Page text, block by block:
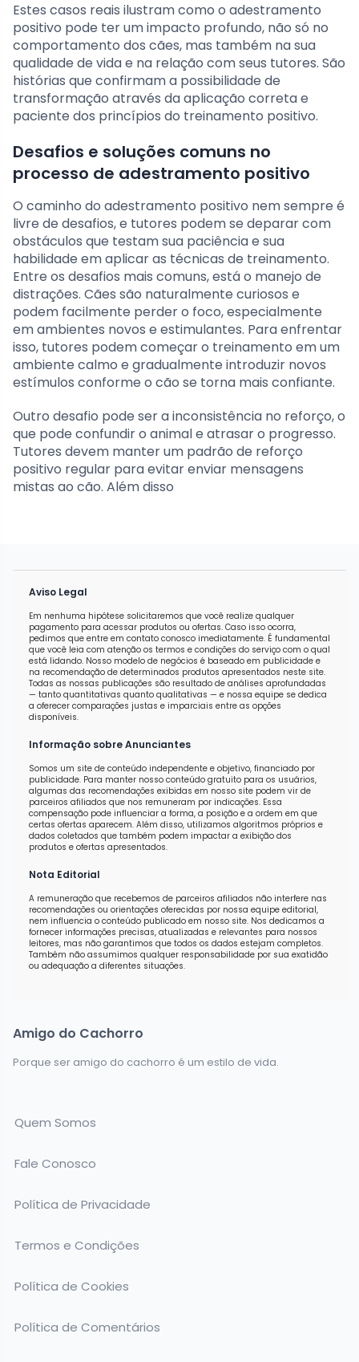
Estes casos reais ilustram como o adestramento
positivo pode ter um impacto profundo, não só no
comportamento dos cães, mas também na sua
qualidade de vida e na relação com seus tutores. São
histórias que confirmam a possibilidade de
transformação através da aplicação correta e
paciente dos princípios do treinamento positivo.
Desafios e soluções comuns no
processo de adestramento positivo
O caminho do adestramento positivo nem sempre é
livre de desafios, e tutores podem se deparar com
obstáculos que testam sua paciência e sua
habilidade em aplicar as técnicas de treinamento.
Entre os desafios mais comuns, está o manejo de
distrações. Cães são naturalmente curiosos e
podem facilmente perder o foco, especialmente
em ambientes novos e estimulantes. Para enfrentar
isso, tutores podem começar o treinamento em um
ambiente calmo e gradualmente introduzir novos
estímulos conforme o cão se torna mais confiante.
Outro desafio pode ser a inconsistência no reforço, o
que pode confundir o animal e atrasar o progresso.
Tutores devem manter um padrão de reforço
positivo regular para evitar enviar mensagens
mistas ao cão. Além disso
Aviso Legal
Em nenhuma hipótese solicitaremos que você realize qualquer
pagamento para acessar produtos ou ofertas. Caso isso ocorra,
pedimos que entre em contato conosco imediatamente. É fundamental
que você leia com atenção os termos e condições do serviço com o qual
está lidando. Nosso modelo de negócios é baseado em publicidade e
na recomendação de determinados produtos apresentados neste site.
Todas as nossas publicações são resultado de análises aprofundadas
— tanto quantitativas quanto qualitativas — e nossa equipe se dedica
a oferecer comparações justas e imparciais entre as opções
disponíveis.
Informação sobre Anunciantes
Somos um site de conteúdo independente e objetivo, financiado por
publicidade. Para manter nosso conteúdo gratuito para os usuários,
algumas das recomendações exibidas em nosso site podem vir de
parceiros afiliados que nos remuneram por indicações. Essa
compensação pode influenciar a forma, a posição e a ordem em que
certas ofertas aparecem. Além disso, utilizamos algoritmos próprios e
dados coletados que também podem impactar a exibição dos
produtos e ofertas apresentados.
Nota Editorial
A remuneração que recebemos de parceiros afiliados não interfere nas
recomendações ou orientações oferecidas por nossa equipe editorial,
nem influencia o conteúdo publicado em nosso site. Nos dedicamos a
fornecer informações precisas, atualizadas e relevantes para nossos
leitores, mas não garantimos que todos os dados estejam completos.
Também não assumimos qualquer responsabilidade por sua exatidão
ou adequação a diferentes situações.
Amigo do Cachorro
Porque ser amigo do cachorro é um estilo de vida.
Quem Somos
Fale Conosco
Política de Privacidade
Termos e Condições
Política de Cookies
Política de Comentários